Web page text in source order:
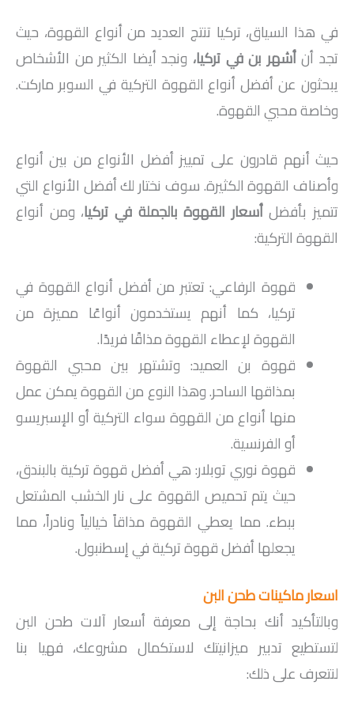
في هذا السياق، تركيا تنتج العديد من أنواع القهوة، حيث
تجد أنأشهر بن في تركيا، ونجد أيضا الكثير من الأشخاص
يبحثون عن أفضل أنواع القهوة التركية في السوبر ماركت.
وخاصة محبي القهوة.
حيث أنهم قادرون على تمييز أفضل الأنواع من بين أنواع
وأصناف القهوة الكثيرة. سوف نختار لك أفضل الأنواع التي
تتميز بأفضلأسعار القهوة بالجملة في تركيا، ومن أنواع
القهوة التركية:
قهوة الرفاعي: تعتبر من أفضل أنواع القهوة في
تركيا، كما أنهم يستخدمون أنواعًا مميزة من
القهوة لإعطاء القهوة مذاقًا فريدًا.
قهوة بن العميد: وتشتهر بين محبي القهوة
بمذاقها الساحر. وهذا النوع من القهوة يمكن عمل
منها أنواع من القهوة سواء التركية أو الإسبريسو
أو الفرنسية.
قهوة نوري توبلار: هي أفضل قهوة تركية بالبندق،
حيث يتم تحميص القهوة على نار الخشب المشتعل
ببطء. مما يعطي القهوة مذاقاً خيالياً ونادراً، مما
يجعلها أفضل قهوة تركية في إسطنبول.
اسعار ماكينات طحن البن
وبالتأكيد أنك بحاجة إلى معرفة أسعار آلات طحن البن
لتستطيع تدبير ميزانيتك لاستكمال مشروعك، فهيا بنا
لنتعرف على ذلك: